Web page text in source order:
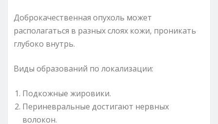
Доброкачественная опухоль может
располагаться в разных слоях кожи, проникать
глубоко внутрь.
Виды образований по локализации:
Подкожные жировики.
Периневральные достигают нервных
волокон.